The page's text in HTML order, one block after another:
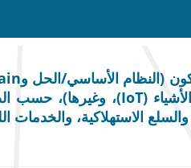
الاستهلاكية، والخدمات